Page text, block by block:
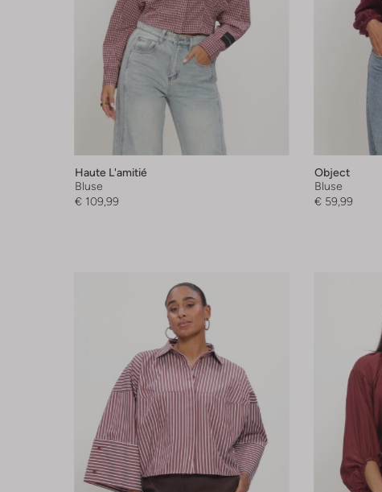
Haute L'amitié
Bluse
€ 109,99
Object
Bluse
€ 59,99